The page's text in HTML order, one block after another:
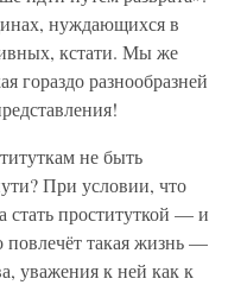
нуждающихся в
кстати. Мы же
гораздо разнообразней
не быть
При условии, что
проституткой — и
повлечёт такая жизнь —
уважения к ней как к